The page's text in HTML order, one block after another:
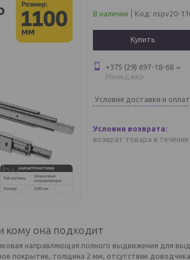
В наличии Код: nspv20-
Купить
+375 (29) 697-18-68
Менеджер
Условия доставки и
возврат товара в течение
кому она подходит
направляющая полного выдвижения для
покрытие, толщина 2 мм, отсутствие